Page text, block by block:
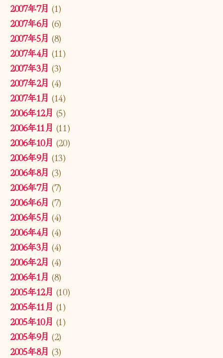
2007年7月 (1)
2007年6月 (6)
2007年5月 (8)
2007年4月 (11)
2007年3月 (3)
2007年2月 (4)
2007年1月 (14)
2006年12月 (5)
2006年11月 (11)
2006年10月 (20)
2006年9月 (13)
2006年8月 (3)
2006年7月 (7)
2006年6月 (7)
2006年5月 (4)
2006年4月 (4)
2006年3月 (4)
2006年2月 (4)
2006年1月 (8)
2005年12月 (10)
2005年11月 (1)
2005年10月 (1)
2005年9月 (2)
2005年8月 (3)